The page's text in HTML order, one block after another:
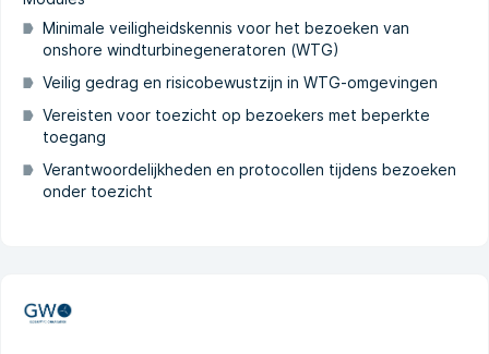
Minimale veiligheidskennis voor het bezoeken van
onshore windturbinegeneratoren (WTG)
Veilig gedrag en risicobewustzijn in WTG-omgevingen
Vereisten voor toezicht op bezoekers met beperkte
toegang
Verantwoordelijkheden en protocollen tijdens bezoeken
onder toezicht